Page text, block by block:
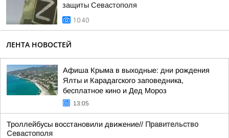
защиты Севастополя
10:40
ЛЕНТА НОВОСТЕЙ
Афиша Крыма в выходные: дни рождения
Ялты и Карадагского заповедника,
бесплатное кино и Дед Мороз
13:05
Троллейбусы восстановили движение// Правительство
Севастополя